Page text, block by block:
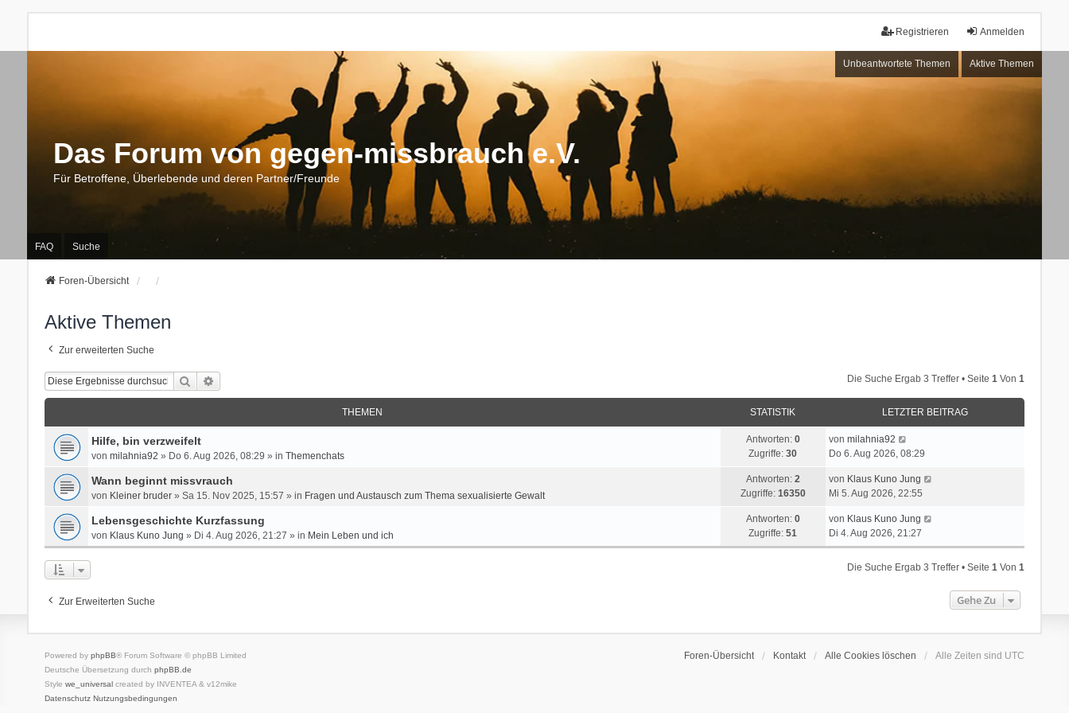
Anmelden
Registrieren
Unbeantwortete Themen Aktive Themen
Das Forum von gegen-missbrauch e.V.
Für Betroffene, Überlebende und deren Partner/Freunde
FAQ Suche
Foren-Übersicht
Aktive Themen
Zur erweiterten Suche
Suche Die Suche Ergab 3 Treffer • Seite1 Von1
THEMEN STATISTIK LETZTER BEITRAG
Hilfe, bin verzweifelt
von milahnia92 » Do 6. Aug 2026, 08:29 » in Themenchats
Antworten: 0
Zugriffe:30
von milahnia92
Do 6. Aug 2026, 08:29
Wann beginnt missvrauch
von Kleiner bruder» Sa 15. Nov 2025, 15:57 » in Fragen und Austausch zum Thema sexualisierte Gewalt
Antworten: 2
Zugriffe: 16350
von Klaus Kuno Jung
Mi 5. Aug 2026, 22:55
Lebensgeschichte Kurzfassung
von Klaus Kuno Jung » Di 4. Aug 2026, 21:27 » in Mein Leben und ich
Antworten: 0
Zugriffe:51
von Klaus Kuno Jung
Di 4. Aug 2026, 21:27
Die Suche Ergab 3 Treffer • Seite1 Von1
Zur Erweiterten Suche Gehe Zu
Foren-Übersicht Kontakt Alle Cookies löschen Alle Zeiten sind UTC
Powered by phpBB® Forum Software © phpBB Limited
Deutsche Übersetzung durch phpBB.de
Style we_universalcreated by INVENTEA & v12mike
Datenschutz Nutzungsbedingungen